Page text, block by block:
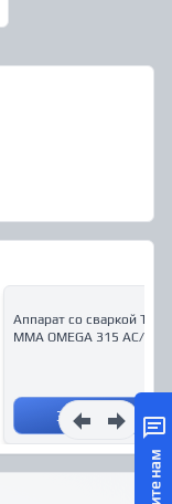
Аппарат со сваркой ТIG и
MMA OMEGA 315 AC/DC
Запросить